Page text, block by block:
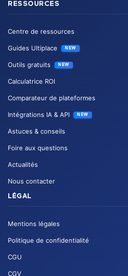
RESSOURCES
Centre de ressources
Guides Ultiplace NEW
Outils gratuits NEW
Calculatrice ROI
Comparateur de plateformes
Intégrations IA & API NEW
Astuces & conseils
Foire aux questions
Actualités
Nous contacter
LÉGAL
Mentions légales
Politique de confidentialité
CGU
CGV